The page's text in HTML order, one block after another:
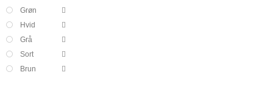
Grøn
Hvid
Grå
Sort
Brun